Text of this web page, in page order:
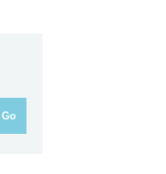
Go